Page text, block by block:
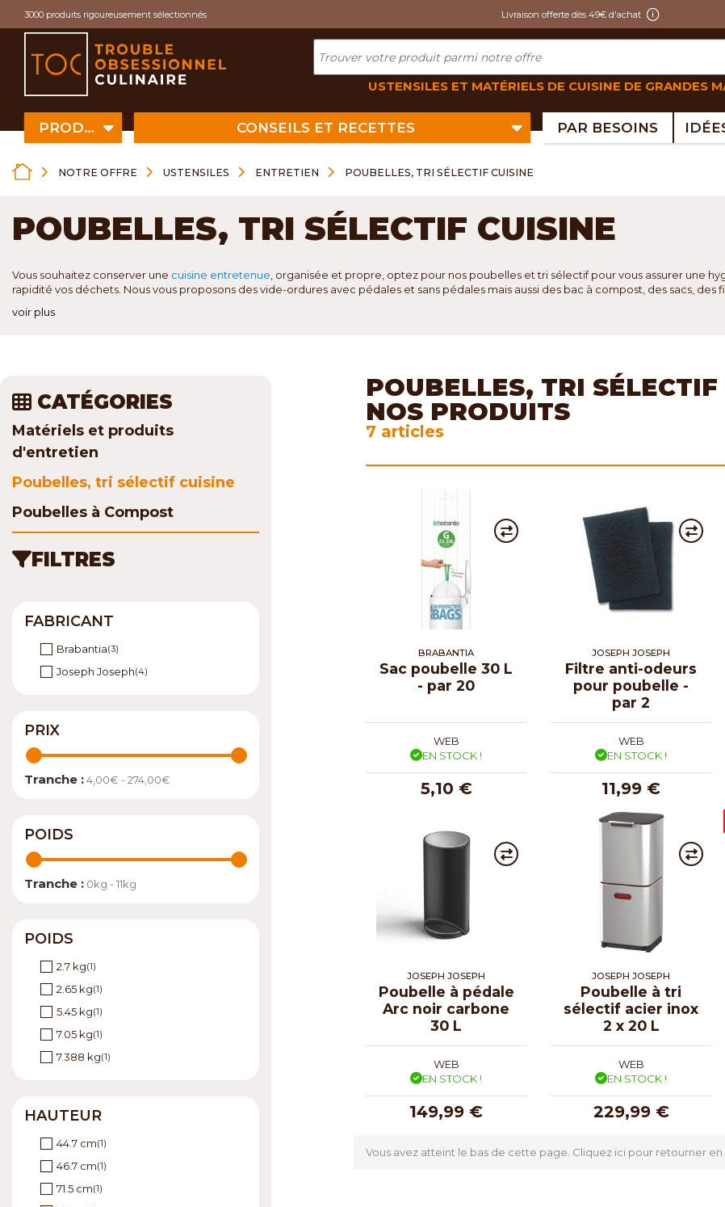
3000 produits rigoureusement sélectionnés Livraison offerte dès 49€ d'achat
USTENSILES ET MATÉRIELS DE CUISINE DE GRANDES
PRODUITS CONSEILS ET RECETTES PAR BESOINS
NOTRE OFFRE USTENSILES ENTRETIEN POUBELLES, TRI SÉLECTIF CUISINE
POUBELLES, TRI SÉLECTIF CUISINE
Vous souhaitez conserver une cuisine entretenue , organisée et propre, optez pour nos poubelles et tri sélectif pour vous assurer une
rapidité vos déchets. Nous vous proposons des vide-ordures avec pédales et sans pédales mais aussi des bac à compost, des sacs, des
voir plus
CATÉGORIES
Matériels et produits
d'entretien
Poubelles, tri sélectif cuisine
Poubelles à Compost
FILTRES
FABRICANT
Brabantia(3)
Joseph Joseph(4)
PRIX
Tranche :4,00€ - 274,00€
POIDS
Tranche : 0kg - 11kg
POIDS
2.7 kg(1)
2.65 kg(1)
5.45 kg(1)
7.05 kg(1)
7.388 kg(1)
HAUTEUR
44.7 cm(1)
46.7 cm(1)
71.5 cm(1)
POUBELLES, TRI
NOS PRODUITS
7 articles
BRABANTIA
Sac poubelle 30 L
- par 20
WEB
EN STOCK !
5,10 €
JOSEPH JOSEPH
Filtre anti-odeurs
pour poubelle -
par 2
WEB
EN STOCK !
11,99 €
JOSEPH JOSEPH
Poubelle à pédale
Arc noir carbone
30 L
WEB
EN STOCK !
149,99 €
JOSEPH JOSEPH
Poubelle à tri
sélectif acier inox
2 x 20 L
WEB
EN STOCK !
229,99 €
Vous avez atteint le bas de cette page. Cliquez ici pour retourner en